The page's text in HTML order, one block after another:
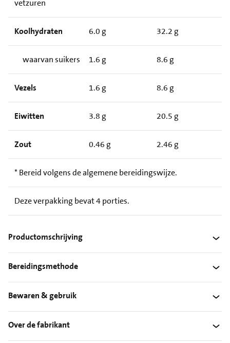
vetzuren
Koolhydraten 6.0 g 32.2 g
waarvan suikers 1.6 g 8.6 g
Vezels 1.6 g 8.6 g
Eiwitten 3.8 g 20.5 g
Zout 0.46 g 2.46 g
* Bereid volgens de algemene bereidingswijze.
Deze verpakking bevat 4 porties.
Productomschrijving
Bereidingsmethode
Bewaren & gebruik
Over de fabrikant